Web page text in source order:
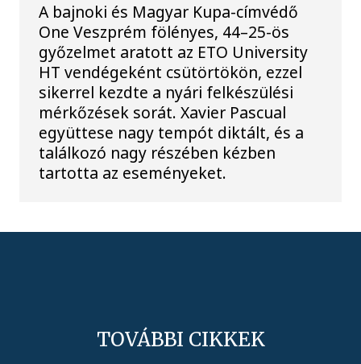
A bajnoki és Magyar Kupa-címvédő
One Veszprém fölényes, 44–25-ös
győzelmet aratott az ETO University
HT vendégeként csütörtökön, ezzel
sikerrel kezdte a nyári felkészülési
mérkőzések sorát. Xavier Pascual
együttese nagy tempót diktált, és a
találkozó nagy részében kézben
tartotta az eseményeket.
TOVÁBBI CIKKEK